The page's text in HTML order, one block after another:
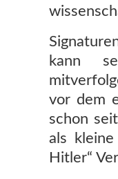
kann
vor dem
schon
als
Hitler“